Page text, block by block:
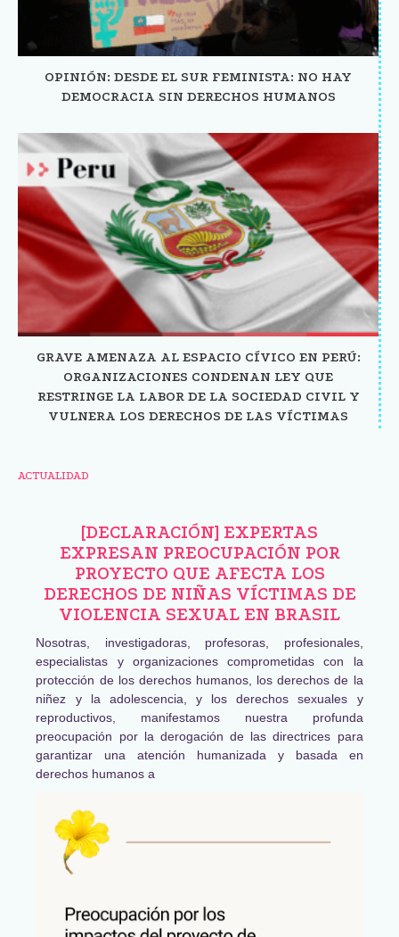
OPINIÓN: DESDE EL SUR FEMINISTA: NO HAY
DEMOCRACIA SIN DERECHOS HUMANOS
GRAVE AMENAZA AL ESPACIO CÍVICO EN PERÚ:
ORGANIZACIONES CONDENAN LEY QUE
RESTRINGE LA LABOR DE LA SOCIEDAD CIVIL Y
VULNERA LOS DERECHOS DE LAS VÍCTIMAS
ACTUALIDAD
[DECLARACIÓN] EXPERTAS
EXPRESAN PREOCUPACIÓN POR
PROYECTO QUE AFECTA LOS
DERECHOS DE NIÑAS VÍCTIMAS DE
VIOLENCIA SEXUAL EN BRASIL
Nosotras, investigadoras, profesoras, profesionales,
especialistas y organizaciones comprometidas con la
protección de los derechos humanos, los derechos de la
niñez y la adolescencia, y los derechos sexuales y
reproductivos, manifestamos nuestra profunda
preocupación por la derogación de las directrices para
garantizar una atención humanizada y basada en
derechos humanos a